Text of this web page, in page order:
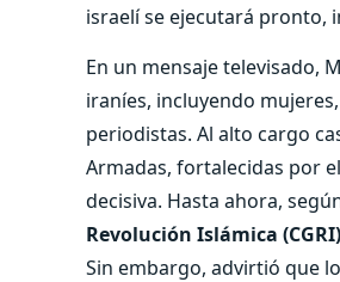
israelí se ejecutará pronto,
En un mensaje televisado,
iraníes, incluyendo
periodistas. Al alto cargo
Armadas, fortalecidas por
decisiva. Hasta ahora,
Revolución Islámica (CGRI)
Sin embargo, advirtió que